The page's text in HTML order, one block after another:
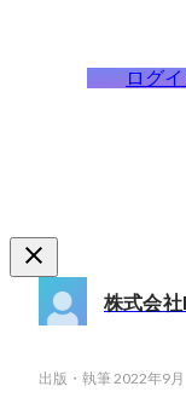
ログ
株式会
出版・執筆2022年9月